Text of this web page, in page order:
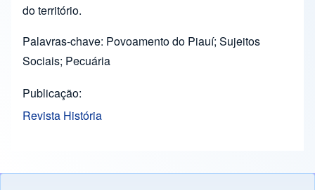
do território.
Palavras-chave: Povoamento do Piauí; Sujeitos
Sociais; Pecuária
Publicação
Revista História